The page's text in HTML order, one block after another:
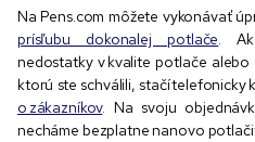
Na Pens.com môžete vykonávať
prísľubu dokonalej potlače. Ak
nedostatky v kvalite potlače
ktorú ste schválili, stačí
o zákazníkov. Na svoju
necháme bezplatne nanovo